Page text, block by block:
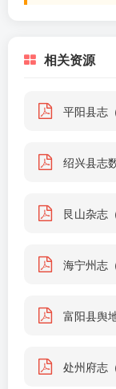
相关资源
平阳县志
绍兴县志
艮山杂志
海宁州志
富阳县舆
处州府志